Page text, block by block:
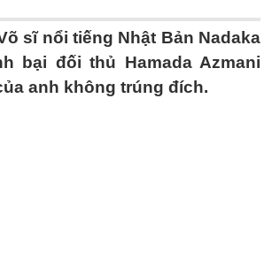
sĩ nổi tiếng Nhật Bản Nadaka
bại đối thủ Hamada Azmani
anh không trúng đích.